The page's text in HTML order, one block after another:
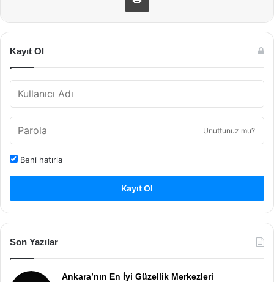
Kayıt Ol
Unuttunuz mu?
Beni hatırla
Kayıt Ol
Son Yazılar
Ankara’nın En İyi Güzellik Merkezleri